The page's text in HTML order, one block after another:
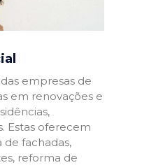
empresas de
em renovações e
Estas oferecem
de fachadas,
reforma de